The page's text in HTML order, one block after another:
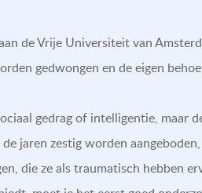
de Vrije Universiteit van
gedwongen en de eigen
gedrag of intelligentie, maar
jaren zestig worden
die ze als traumatisch hebben